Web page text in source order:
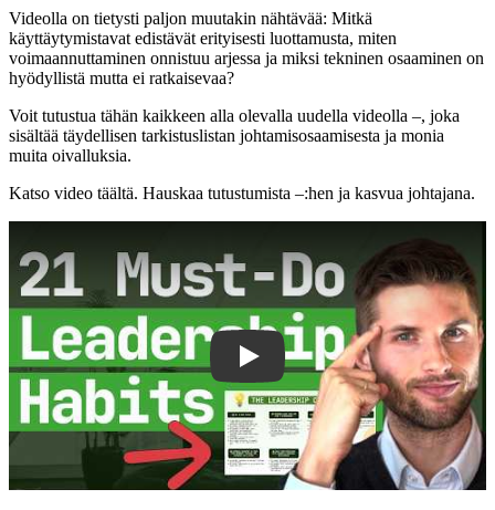
Videolla on tietysti paljon muutakin nähtävää: Mitkä
käyttäytymistavat edistävät erityisesti luottamusta, miten
voimaannuttaminen onnistuu arjessa ja miksi tekninen osaaminen on
hyödyllistä mutta ei ratkaisevaa?
Voit tutustua tähän kaikkeen alla olevalla uudella videolla –, joka
sisältää täydellisen tarkistuslistan johtamisosaamisesta ja monia
muita oivalluksia.
Katso video täältä. Hauskaa tutustumista –:hen ja kasvua johtajana.